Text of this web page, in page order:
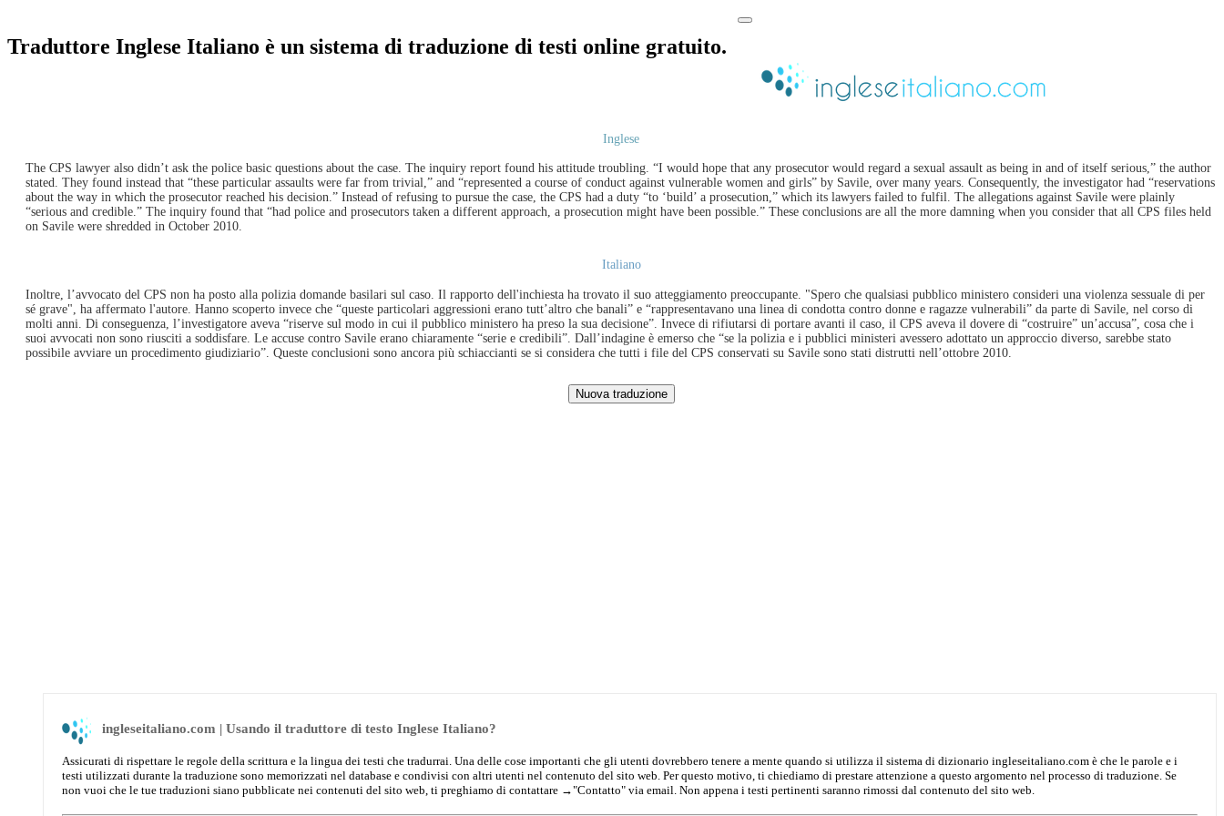
Traduttore Inglese Italiano è un sistema di traduzione di testi online gratuito.
Inglese
The CPS lawyer also didn’t ask the police basic questions about the case. The inquiry report found his attitude troubling. “I would hope that any prosecutor would regard a sexual assault as being in and of itself serious,” the author
stated. They found instead that “these particular assaults were far from trivial,” and “represented a course of conduct against vulnerable women and girls” by Savile, over many years. Consequently, the investigator had “reservations
about the way in which the prosecutor reached his decision.” Instead of refusing to pursue the case, the CPS had a duty “to ‘build’ a prosecution,” which its lawyers failed to fulfil. The allegations against Savile were plainly
“serious and credible.” The inquiry found that “had police and prosecutors taken a different approach, a prosecution might have been possible.” These conclusions are all the more damning when you consider that all CPS files held
on Savile were shredded in October 2010.
Italiano
Inoltre, l’avvocato del CPS non ha posto alla polizia domande basilari sul caso. Il rapporto dell'inchiesta ha trovato il suo atteggiamento preoccupante. "Spero che qualsiasi pubblico ministero consideri una violenza sessuale di per
sé grave", ha affermato l'autore. Hanno scoperto invece che “queste particolari aggressioni erano tutt’altro che banali” e “rappresentavano una linea di condotta contro donne e ragazze vulnerabili” da parte di Savile, nel corso di
molti anni. Di conseguenza, l’investigatore aveva “riserve sul modo in cui il pubblico ministero ha preso la sua decisione”. Invece di rifiutarsi di portare avanti il ​​caso, il CPS aveva il dovere di “costruire” un’accusa”, cosa che i
suoi avvocati non sono riusciti a soddisfare. Le accuse contro Savile erano chiaramente “serie e credibili”. Dall’indagine è emerso che “se la polizia e i pubblici ministeri avessero adottato un approccio diverso, sarebbe stato
possibile avviare un procedimento giudiziario”. Queste conclusioni sono ancora più schiaccianti se si considera che tutti i file del CPS conservati su Savile sono stati distrutti nell’ottobre 2010.
ingleseitaliano.com | Usando il traduttore di testo Inglese Italiano?
Assicurati di rispettare le regole della scrittura e la lingua dei testi che tradurrai. Una delle cose importanti che gli utenti dovrebbero tenere a mente quando si utilizza il sistema di dizionario ingleseitaliano.com è che le parole e i
testi utilizzati durante la traduzione sono memorizzati nel database e condivisi con altri utenti nel contenuto del sito web. Per questo motivo, ti chiediamo di prestare attenzione a questo argomento nel processo di traduzione. Se
non vuoi che le tue traduzioni siano pubblicate nei contenuti del sito web, ti preghiamo di contattare →"Contatto" via email. Non appena i testi pertinenti saranno rimossi dal contenuto del sito web.